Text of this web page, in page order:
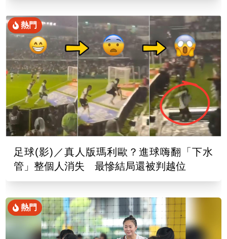
熱門
足球(影)／真人版瑪利歐？進球嗨翻「下水
管」整個人消失 最慘結局還被判越位
熱門